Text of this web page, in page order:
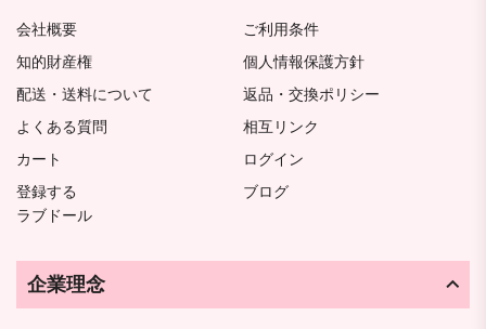
会社概要
ご利用条件
知的財産権
個人情報保護方針
配送・送料について
返品・交換ポリシー
よくある質問
相互リンク
カート
ログイン
登録する
ブログ
ラブドール
企業理念